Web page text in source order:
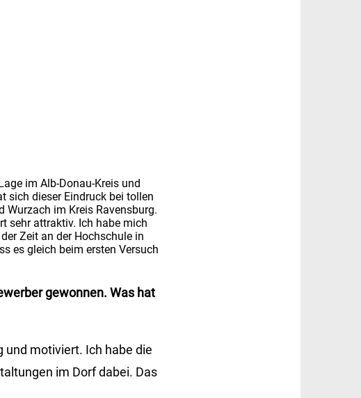
im Alb-Donau-Kreis und
sich dieser Eindruck bei tollen
Wurzach im Kreis Ravensburg.
sehr attraktiv. Ich habe mich
Zeit an der Hochschule in
es gleich beim ersten Versuch
gewonnen. Was hat
und motiviert. Ich habe die
im Dorf dabei. Das